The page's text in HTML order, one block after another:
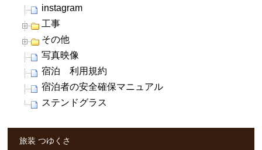
instagram
工事
その他
写真映像
宿泊 利用規約
宿泊者の安全確保マニュアル
ステンドグラス
旅装 つゆくさ